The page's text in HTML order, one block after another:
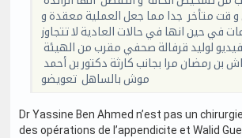
و قت متأخر جدا مما جعل العملية معقدة و
٤ ساعات في حين انها في حالات العادية لا تتجاوز
فيديو لوليد قرفالة صحفي مقرب من الهيئة
بن رمضان مرا بجانب كارثة دكتور بن أحمد
موش بالساهل تعويضو
Dr Yassine Ben Ahmed n’est pas un
des opérations de l’appendicite et Walid